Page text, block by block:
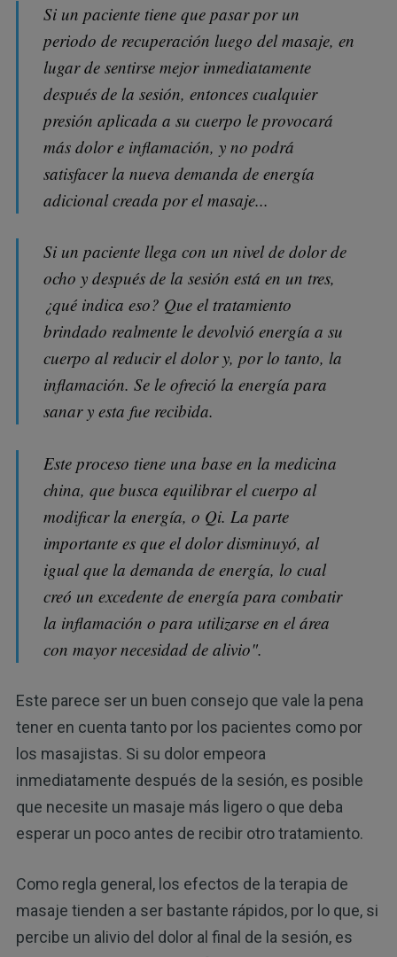
Si un paciente tiene que pasar por un
periodo de recuperación luego del masaje, en
lugar de sentirse mejor inmediatamente
después de la sesión, entonces cualquier
presión aplicada a su cuerpo le provocará
más dolor e inflamación, y no podrá
satisfacer la nueva demanda de energía
adicional creada por el masaje...
Si un paciente llega con un nivel de dolor de
ocho y después de la sesión está en un tres,
¿qué indica eso? Que el tratamiento
brindado realmente le devolvió energía a su
cuerpo al reducir el dolor y, por lo tanto, la
inflamación. Se le ofreció la energía para
sanar y esta fue recibida.
Este proceso tiene una base en la medicina
china, que busca equilibrar el cuerpo al
modificar la energía, o Qi. La parte
importante es que el dolor disminuyó, al
igual que la demanda de energía, lo cual
creó un excedente de energía para combatir
la inflamación o para utilizarse en el área
con mayor necesidad de alivio".
Este parece ser un buen consejo que vale la pena
tener en cuenta tanto por los pacientes como por
los masajistas. Si su dolor empeora
inmediatamente después de la sesión, es posible
que necesite un masaje más ligero o que deba
esperar un poco antes de recibir otro tratamiento.
Como regla general, los efectos de la terapia de
masaje tienden a ser bastante rápidos, por lo que, si
percibe un alivio del dolor al final de la sesión, es